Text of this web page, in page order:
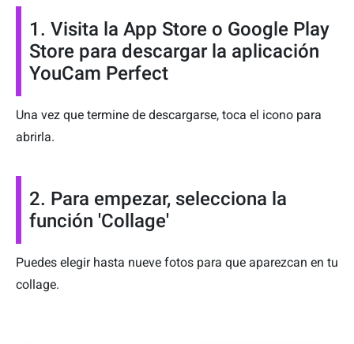
1. Visita la App Store o Google Play
Store para descargar la aplicación
YouCam Perfect
Una vez que termine de descargarse, toca el icono para
abrirla.
2. Para empezar, selecciona la
función 'Collage'
Puedes elegir hasta nueve fotos para que aparezcan en tu
collage.